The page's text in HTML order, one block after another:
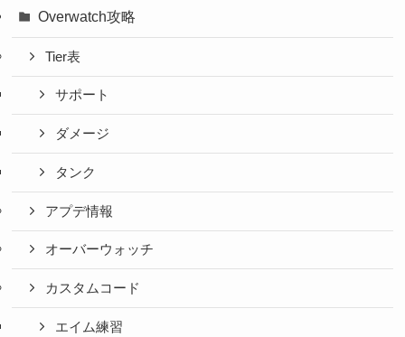
Overwatch攻略
Tier表
サポート
ダメージ
タンク
アプデ情報
オーバーウォッチ
カスタムコード
エイム練習